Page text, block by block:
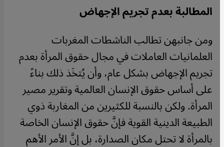
المطالبة بعدم تجريم الإجهاض
ومن جانبهن تطالب الناشطات المغربات
العلمانيات العاملات في مجال حقوق المرأة بعدم
تجريم الإجهاض بشكل عام، وأن يُتخَذ ذلك بناءً
على أساس حقوق الإنسان العالمية وتقرير مصير
المرأة. ولكن بالنسبة للكثيرين من المغاربة ذوي
الطبيعة الدينية القوية فإنَّ حقوق الإنسان الخاصة
بالمرأة لا تحتل مكان الصدارة، بل إنَّ الأمر الأهم